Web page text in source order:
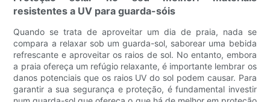
resistentes a UV para guarda-sóis
Quando se trata de aproveitar um dia de praia, nada se
compara a relaxar sob um guarda-sol, saborear uma bebida
refrescante e aproveitar os raios de sol. No entanto, embora
a praia ofereça um refúgio relaxante, é importante lembrar os
danos potenciais que os raios UV do sol podem causar. Para
garantir a sua segurança e proteção, é fundamental investir